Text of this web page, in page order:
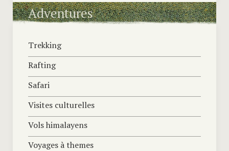
Adventures
Trekking
Rafting
Safari
Visites culturelles
Vols himalayens
Voyages à themes